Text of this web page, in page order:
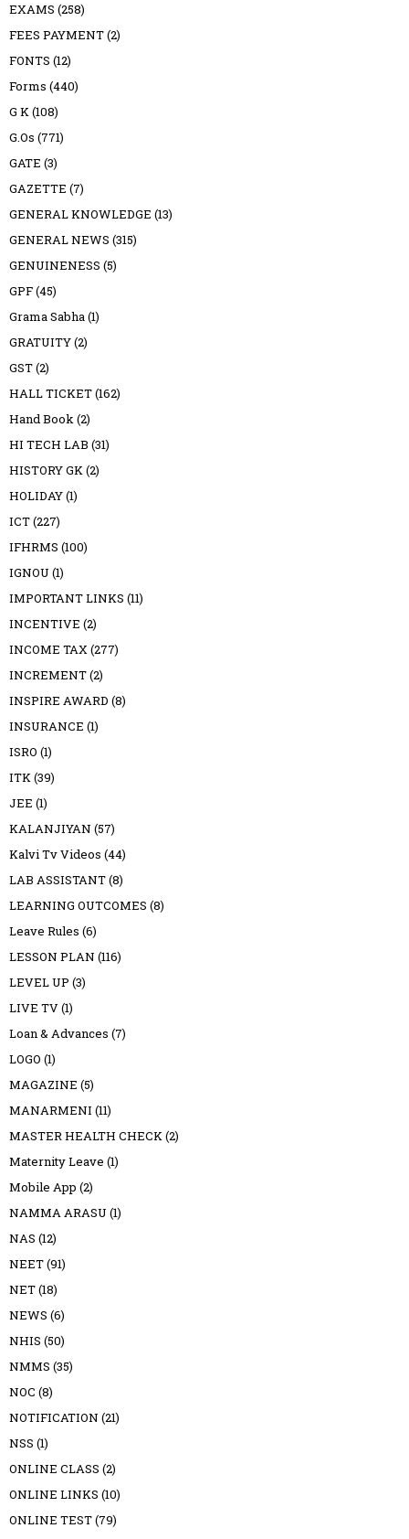
EXAMS (258)
FEES PAYMENT(2)
FONTS (12)
Forms (440)
G K(108)
G.Os (771)
GATE (3)
GAZETTE (7)
GENERAL KNOWLEDGE (13)
GENERAL NEWS (315)
GENUINENESS (5)
GPF(45)
Grama Sabha(1)
GRATUITY(2)
GST(2)
HALL TICKET(162)
Hand Book(2)
HI TECH LAB (31)
HISTORY GK(2)
HOLIDAY(1)
ICT(227)
IFHRMS (100)
IGNOU (1)
IMPORTANT LINKS (11)
INCENTIVE (2)
INCOME TAX(277)
INCREMENT(2)
INSPIRE AWARD (8)
INSURANCE (1)
ISRO (1)
ITK(39)
JEE (1)
KALANJIYAN (57)
Kalvi Tv Videos (44)
LAB ASSISTANT(8)
LEARNING OUTCOMES (8)
Leave Rules (6)
LESSON PLAN (116)
LEVEL UP (3)
LIVE TV(1)
Loan & Advances (7)
LOGO (1)
MAGAZINE (5)
MANARMENI (11)
MASTER HEALTH CHECK(2)
Maternity Leave (1)
Mobile App (2)
NAMMA ARASU (1)
NAS (12)
NEET(91)
NET(18)
NEWS (6)
NHIS (50)
NMMS (35)
NOC (8)
NOTIFICATION (21)
NSS (1)
ONLINE CLASS (2)
ONLINE LINKS (10)
ONLINE TEST(79)